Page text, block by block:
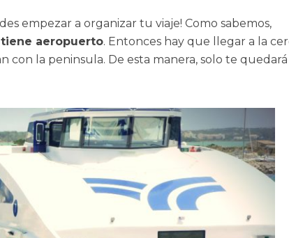
empezar a organizar tu viaje! Como sabemos,
aeropuerto. Entonces hay que llegar a la
con la peninsula. De esta manera, solo te quedará